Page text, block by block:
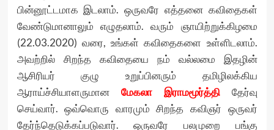
பின்னூட்டமாக இடலாம். ஒருவரே எத்தனை கவிதைகள்
வேண்டுமானாலும் எழுதலாம். வரும் ஞாயிற்றுக்கிழமை
(22.03.2020) வரை, உங்கள் கவிதைகளை உள்ளிடலாம்.
அவற்றில் சிறந்த கவிதையை நம் வல்லமை இதழின்
ஆசிரியர் குழு உறுப்பினரும் தமிழிலக்கிய
ஆராய்ச்சியாளருமானமேகலா இராமமூர்த்திதேர்வு
செய்வார். ஒவ்வொரு வாரமும் சிறந்த கவிஞர் ஒருவர்
தேர்ந்தெடுக்கப்படுவார். ஒருவரே பலமுறை பங்கு